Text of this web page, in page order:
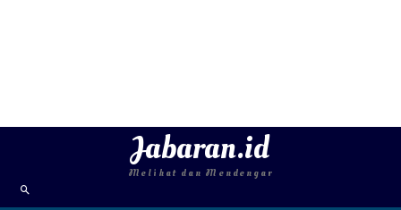
Jabaran.id
Melihat dan Mendengar